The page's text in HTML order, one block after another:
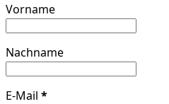
Vorname
Nachname
E-Mail *